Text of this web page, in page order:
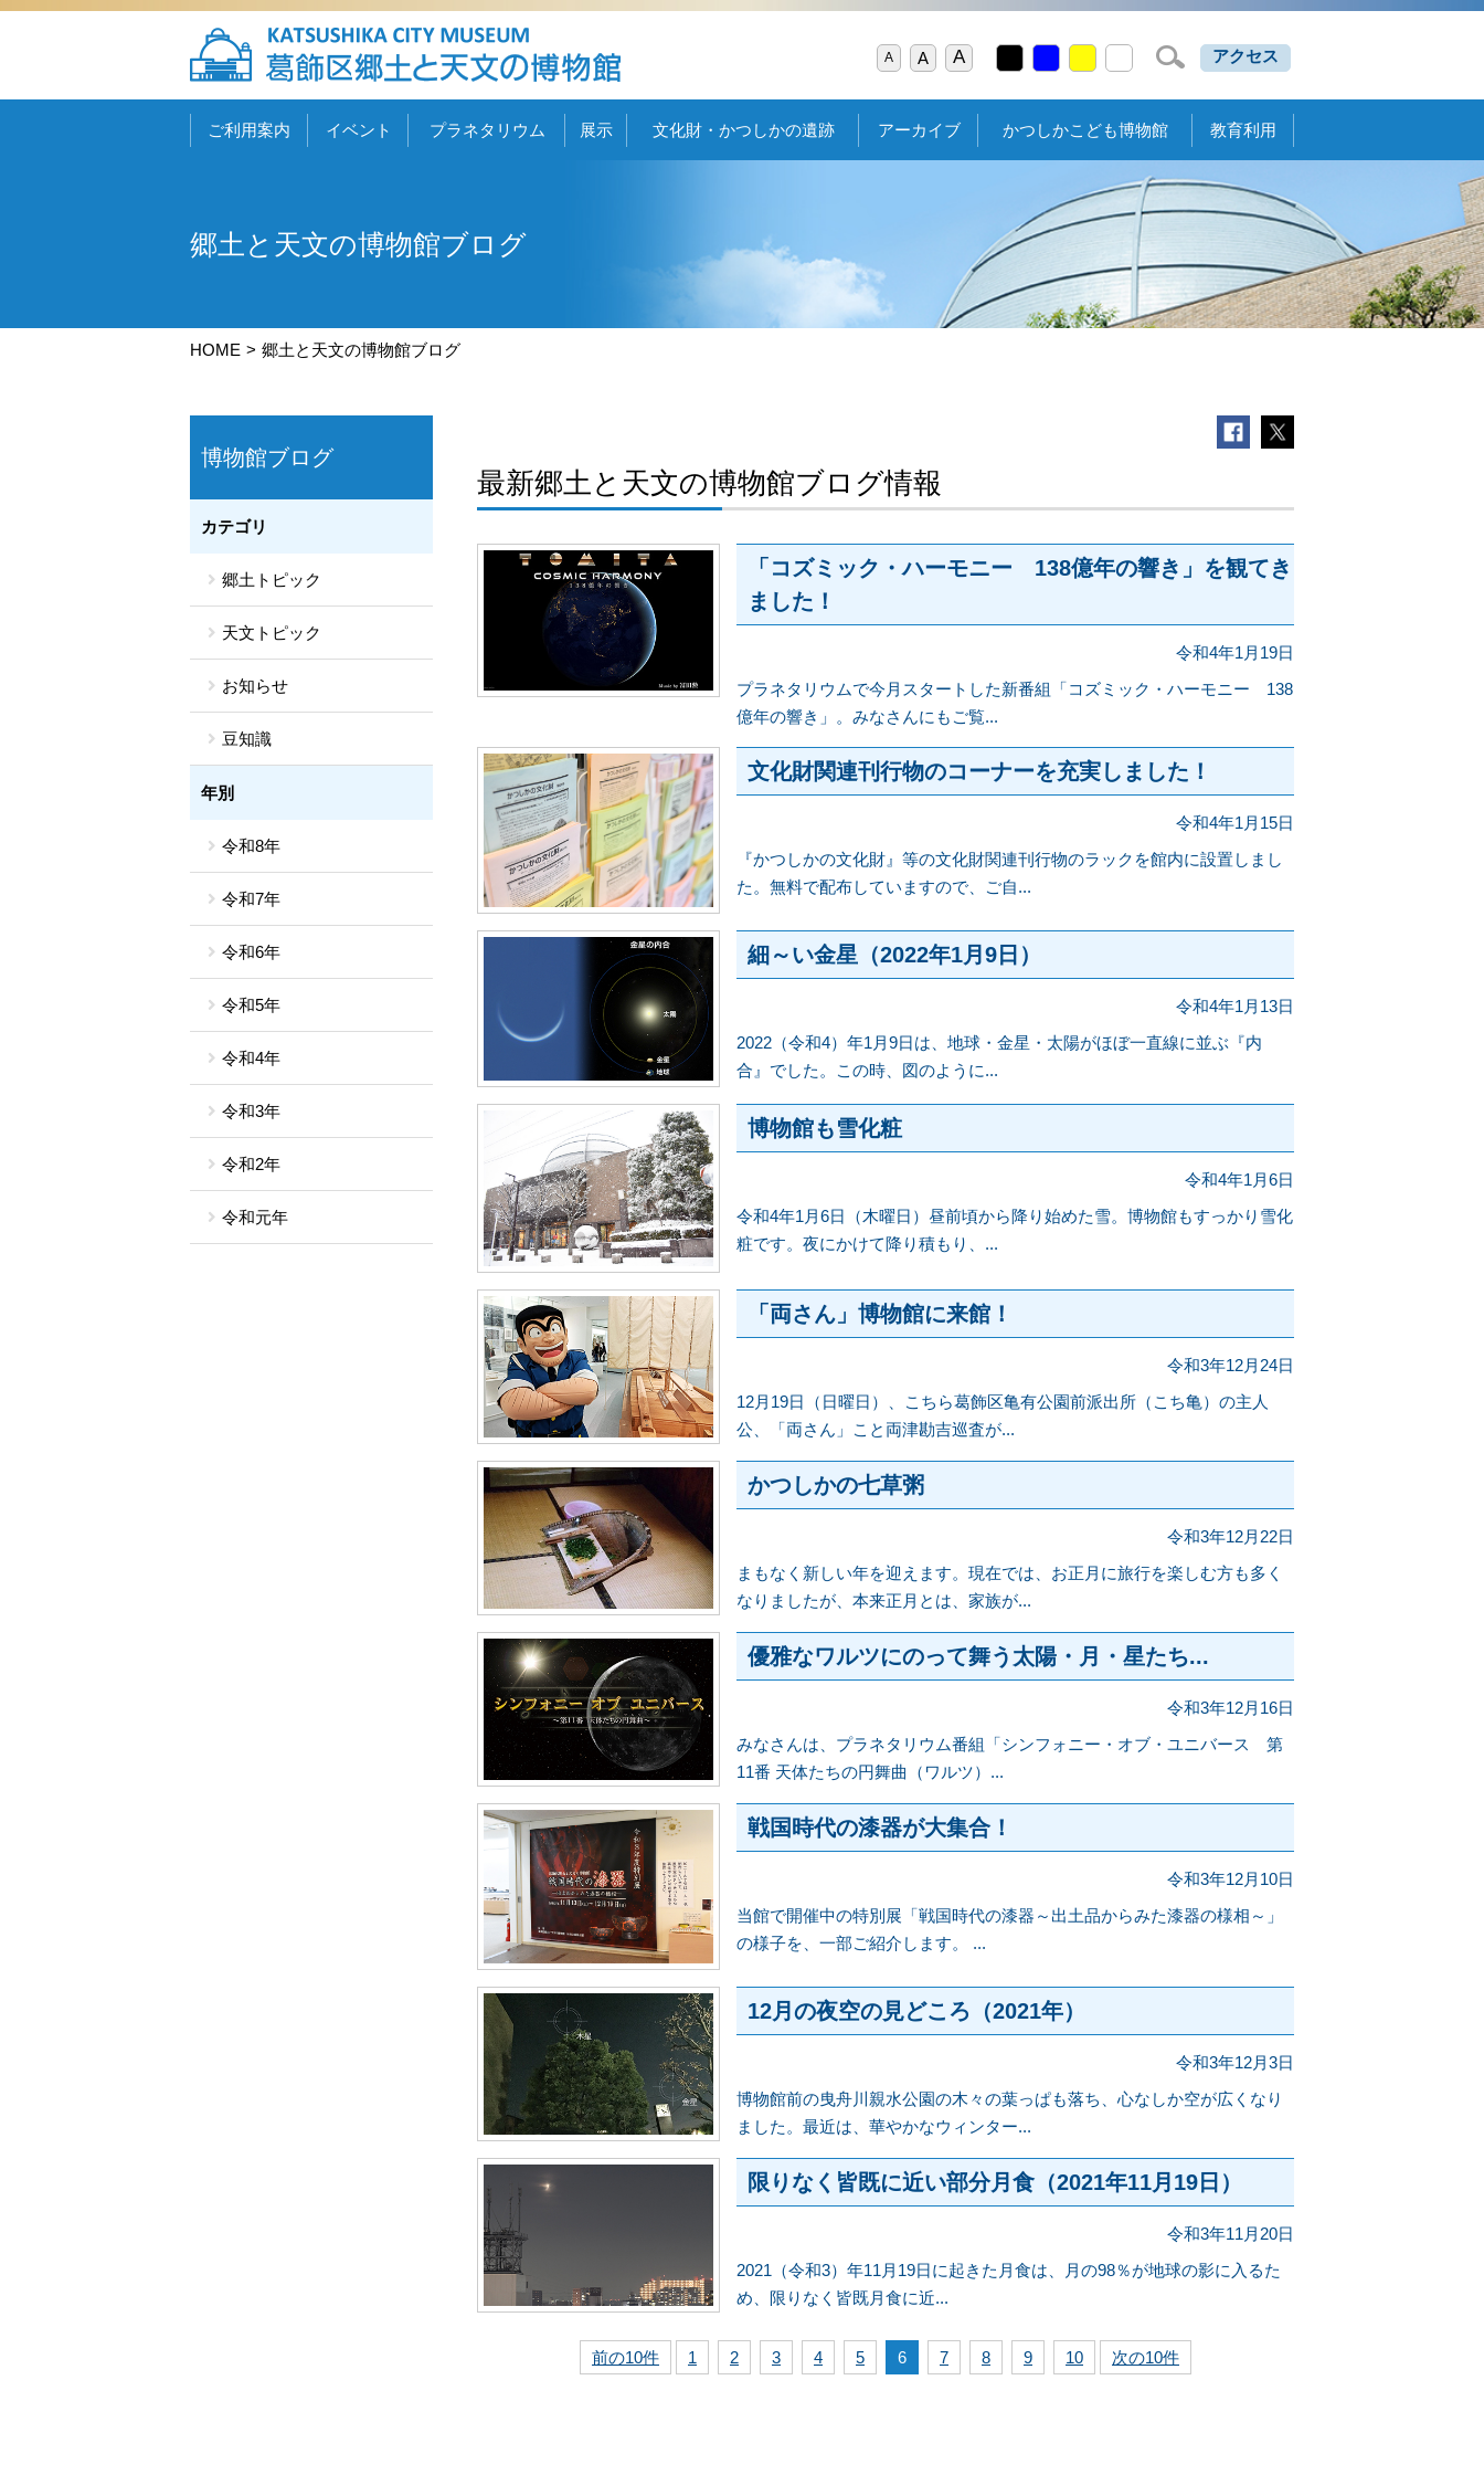
A A A アクセス
ご利用案内 イベント プラネタリウム 展示 文化財・かつしかの遺跡 アーカイブ かつしかこども博物館 教育利用
郷土と天文の博物館ブログ
HOME 郷土と天文の博物館ブログ
博物館ブログ
カテゴリ
郷土トピック
天文トピック
お知らせ
豆知識
年別
令和8年
令和7年
令和6年
令和5年
令和4年
令和3年
令和2年
令和元年
最新郷土と天文の博物館ブログ情報
「コズミック・ハーモニー 138億年の響き」を観てき
ました！
令和4年1月19日
プラネタリウムで今月スタートした新番組「コズミック・ハーモニー 138
億年の響き」。みなさんにもご覧...
文化財関連刊行物のコーナーを充実しました！
令和4年1月15日
『かつしかの文化財』等の文化財関連刊行物のラックを館内に設置しまし
た。無料で配布していますので、ご自...
細～い金星（2022年1月9日）
令和4年1月13日
2022（令和4）年1月9日は、地球・金星・太陽がほぼ一直線に並ぶ『内
合』でした。この時、図のように...
博物館も雪化粧
令和4年1月6日
令和4年1月6日（木曜日）昼前頃から降り始めた雪。博物館もすっかり雪化
粧です。夜にかけて降り積もり、...
「両さん」博物館に来館！
令和3年12月24日
12月19日（日曜日）、こちら葛飾区亀有公園前派出所（こち亀）の主人
公、「両さん」こと両津勘吉巡査が...
かつしかの七草粥
令和3年12月22日
まもなく新しい年を迎えます。現在では、お正月に旅行を楽しむ方も多く
なりましたが、本来正月とは、家族が...
優雅なワルツにのって舞う太陽・月・星たち...
令和3年12月16日
みなさんは、プラネタリウム番組「シンフォニー・オブ・ユニバース 第
11番 天体たちの円舞曲（ワルツ）...
戦国時代の漆器が大集合！
令和3年12月10日
当館で開催中の特別展「戦国時代の漆器～出土品からみた漆器の様相～」
の様子を、一部ご紹介します。 ...
12月の夜空の見どころ（2021年）
令和3年12月3日
博物館前の曳舟川親水公園の木々の葉っぱも落ち、心なしか空が広くなり
ました。最近は、華やかなウィンター...
限りなく皆既に近い部分月食（2021年11月19日）
令和3年11月20日
2021（令和3）年11月19日に起きた月食は、月の98％が地球の影に入るた
め、限りなく皆既月食に近...
前の10件 1 2 3 4 5 6 7 8 9 10 次の10件